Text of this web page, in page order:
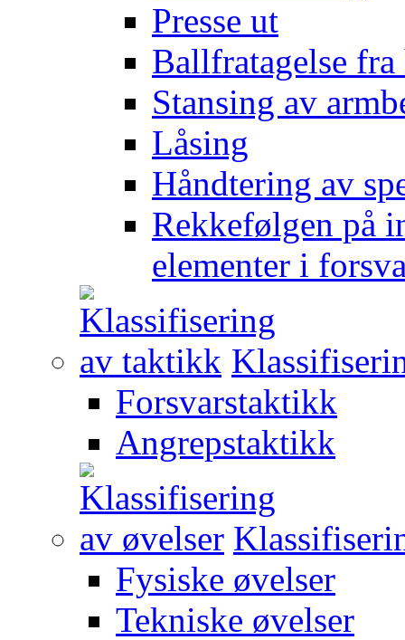
Presse ut
Ballfratagelse fra
Stansing av
Låsing
Håndtering av
Rekkefølgen på
elementer i
Forsvarstaktikk
Angrepstaktikk
Fysiske øvelser
Tekniske øvelser